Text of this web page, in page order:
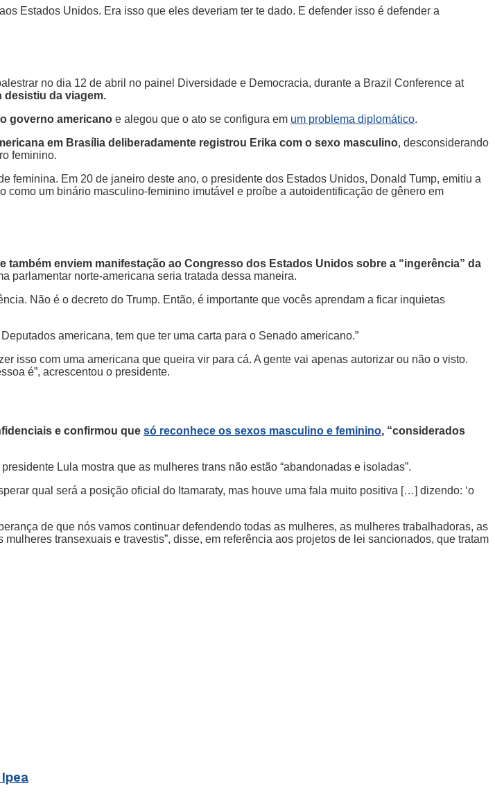
Estados Unidos. Era isso que eles deveriam ter te dado. E defender isso é defender a
no dia 12 de abril no painel Diversidade e Democracia, durante a Brazil Conference at
da viagem.
governo americano e alegou que o ato se configura em um problema diplomático.
em Brasília deliberadamente registrou Erika com o sexo masculino, desconsiderando
feminino.
feminina. Em 20 de janeiro deste ano, o presidente dos Estados Unidos, Donald Tump, emitiu a
um binário masculino-feminino imutável e proíbe a autoidentificação de gênero em
enviem manifestação ao Congresso dos Estados Unidos sobre a “ingerência” da
parlamentar norte-americana seria tratada dessa maneira.
Não é o decreto do Trump. Então, é importante que vocês aprendam a ficar inquietas
americana, tem que ter uma carta para o Senado americano.”
isso com uma americana que queira vir para cá. A gente vai apenas autorizar ou não o visto.
é”, acrescentou o presidente.
e confirmou que só reconhece os sexos masculino e feminino, “considerados
Lula mostra que as mulheres trans não estão “abandonadas e isoladas”.
qual será a posição oficial do Itamaraty, mas houve uma fala muito positiva […] dizendo: ‘o
de que nós vamos continuar defendendo todas as mulheres, as mulheres trabalhadoras, as
transexuais e travestis”, disse, em referência aos projetos de lei sancionados, que tratam